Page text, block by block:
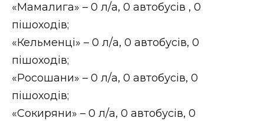
«Мамалига» – 0 л/а, 0 автобусів , 0
пішоходів;
«Кельменці» – 0 л/а, 0 автобусів, 0
пішоходів;
«Росошани» – 0 л/а, 0 автобусів, 0
пішоходів;
«Сокиряни» – 0 л/а, 0 автобусів, 0